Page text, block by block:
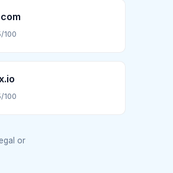
100
100
or